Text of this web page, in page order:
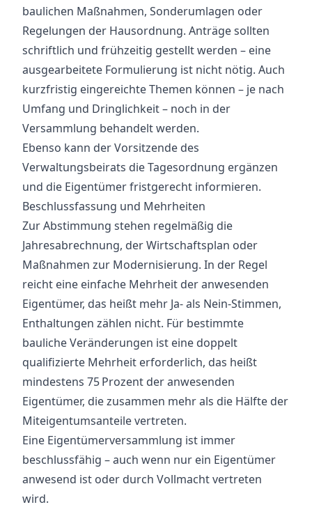
baulichen Maßnahmen, Sonderumlagen oder
Regelungen der Hausordnung. Anträge sollten
schriftlich und frühzeitig gestellt werden – eine
ausgearbeitete Formulierung ist nicht nötig. Auch
kurzfristig eingereichte Themen können – je nach
Umfang und Dringlichkeit – noch in der
Versammlung behandelt werden.
Ebenso kann der Vorsitzende des
Verwaltungsbeirats die Tagesordnung ergänzen
und die Eigentümer fristgerecht informieren.
Beschlussfassung und Mehrheiten
Zur Abstimmung stehen regelmäßig die
Jahresabrechnung, der Wirtschaftsplan oder
Maßnahmen zur Modernisierung. In der Regel
reicht eine einfache Mehrheit der anwesenden
Eigentümer, das heißt mehr Ja- als Nein-Stimmen,
Enthaltungen zählen nicht. Für bestimmte
bauliche Veränderungen ist eine doppelt
qualifizierte Mehrheit erforderlich, das heißt
mindestens 75 Prozent der anwesenden
Eigentümer, die zusammen mehr als die Hälfte der
Miteigentumsanteile vertreten.
Eine Eigentümerversammlung ist immer
beschlussfähig – auch wenn nur ein Eigentümer
anwesend ist oder durch Vollmacht vertreten
wird.